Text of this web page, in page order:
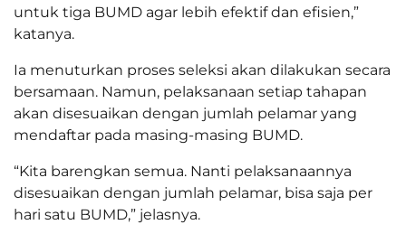
untuk tiga BUMD agar lebih efektif dan efisien,”
katanya.
Ia menuturkan proses seleksi akan dilakukan secara
bersamaan. Namun, pelaksanaan setiap tahapan
akan disesuaikan dengan jumlah pelamar yang
mendaftar pada masing-masing BUMD.
“Kita barengkan semua. Nanti pelaksanaannya
disesuaikan dengan jumlah pelamar, bisa saja per
hari satu BUMD,” jelasnya.